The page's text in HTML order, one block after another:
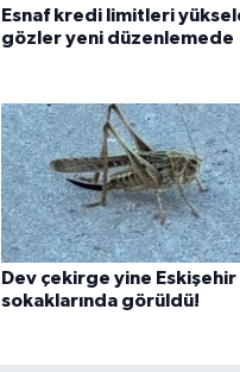
Esnaf kredi limitleri
gözler yeni düzenlemede
Dev çekirge yine Eskişehir
sokaklarında görüldü!